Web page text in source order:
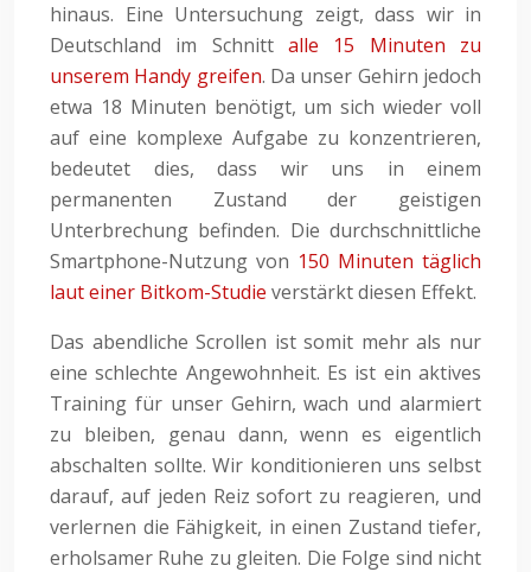
hinaus. Eine Untersuchung zeigt, dass wir in
Deutschland im Schnitt alle 15 Minuten zu
unserem Handy greifen. Da unser Gehirn jedoch
etwa 18 Minuten benötigt, um sich wieder voll
auf eine komplexe Aufgabe zu konzentrieren,
bedeutet dies, dass wir uns in einem
permanenten Zustand der geistigen
Unterbrechung befinden. Die durchschnittliche
Smartphone-Nutzung von 150 Minuten täglich
laut einer Bitkom-Studie verstärkt diesen Effekt.
Das abendliche Scrollen ist somit mehr als nur
eine schlechte Angewohnheit. Es ist ein aktives
Training für unser Gehirn, wach und alarmiert
zu bleiben, genau dann, wenn es eigentlich
abschalten sollte. Wir konditionieren uns selbst
darauf, auf jeden Reiz sofort zu reagieren, und
verlernen die Fähigkeit, in einen Zustand tiefer,
erholsamer Ruhe zu gleiten. Die Folge sind nicht